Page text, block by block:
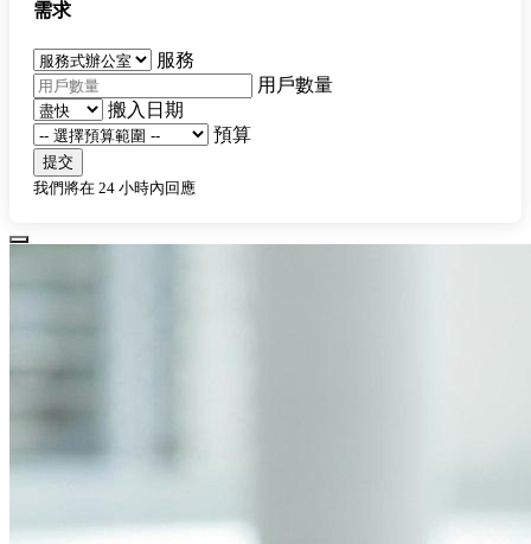
需求
服務
用戶數量
搬入日期
預算
提交
我們將在 24 小時內回應